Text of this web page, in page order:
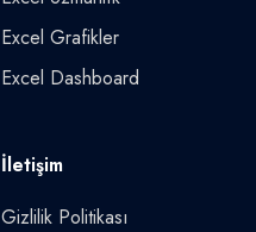
Excel Grafikler
Excel Dashboard
İletişim
Gizlilik Politikası